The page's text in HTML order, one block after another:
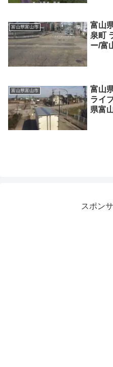
富山県富山市
富山
泉町
ー/富
富山県富山市
富山
ライ
県富
スポン